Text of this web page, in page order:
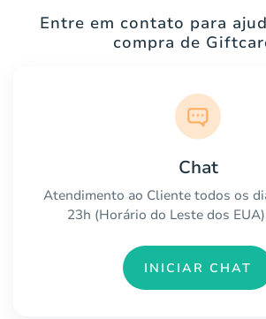
Entre em contato para
compra de
Chat
Atendimento ao Cliente todos os
23h (Horário do Leste dos
INICIAR CHAT